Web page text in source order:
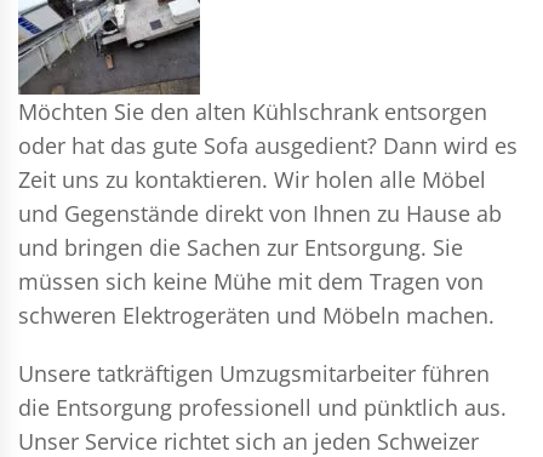
Möchten Sie den alten Kühlschrank entsorgen
oder hat das gute Sofa ausgedient? Dann wird es
Zeit uns zu kontaktieren. Wir holen alle Möbel
und Gegenstände direkt von Ihnen zu Hause ab
und bringen die Sachen zur Entsorgung. Sie
müssen sich keine Mühe mit dem Tragen von
schweren Elektrogeräten und Möbeln machen.
Unsere tatkräftigen Umzugsmitarbeiter führen
die Entsorgung professionell und pünktlich aus.
Unser Service richtet sich an jeden Schweizer